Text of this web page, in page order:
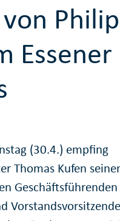
Essener
(30.4.) empfing
Thomas Kufen
Geschäftsführenden